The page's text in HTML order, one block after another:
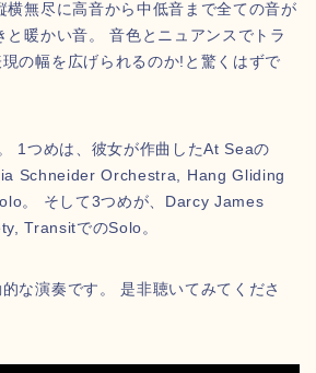
横無尽に高音から中低音まで全ての音が
と暖かい音。 音色とニュアンスでトラ
の幅を広げられるのか!と驚くはずで
1つめは、彼女が作曲したAt Seaの
Schneider Orchestra, Hang Gliding
。 そして3つめが、Darcy James
TransitでのSolo。
な演奏です。 是非聴いてみてくださ